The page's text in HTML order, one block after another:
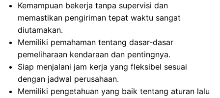
Kemampuan bekerja tanpa supervisi dan
memastikan pengiriman tepat waktu sangat
diutamakan.
Memiliki pemahaman tentang dasar-dasar
pemeliharaan kendaraan dan pentingnya.
Siap menjalani jam kerja yang fleksibel sesuai
dengan jadwal perusahaan.
Memiliki pengetahuan yang baik tentang aturan lalu